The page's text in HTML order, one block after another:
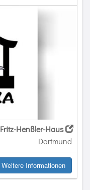
Fritz-Henßler-Haus
Dortmund
Weitere Informationen